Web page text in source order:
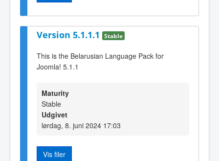
Version 5.1.1.1 Stable
This is the Belarusian Language Pack for
Joomla! 5.1.1
Maturity
Stable
Udgivet
lørdag, 8. juni 2024 17:03
Vis filer